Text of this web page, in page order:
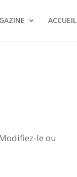
ACCUEIL
le ou